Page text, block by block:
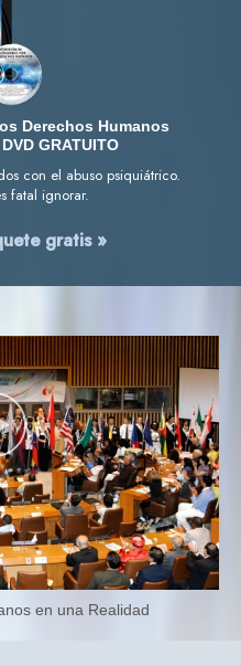
Derechos Humanos
GRATUITO
con el abuso psiquiátrico.
fatal ignorar.
gratis »
en una Realidad